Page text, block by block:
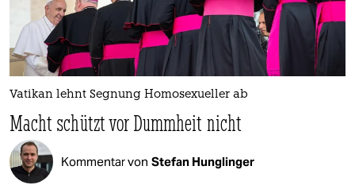
Vatikan lehnt Segnung Homosexueller ab
Macht schützt vor Dummheit nicht
Kommentar von Stefan Hunglinger